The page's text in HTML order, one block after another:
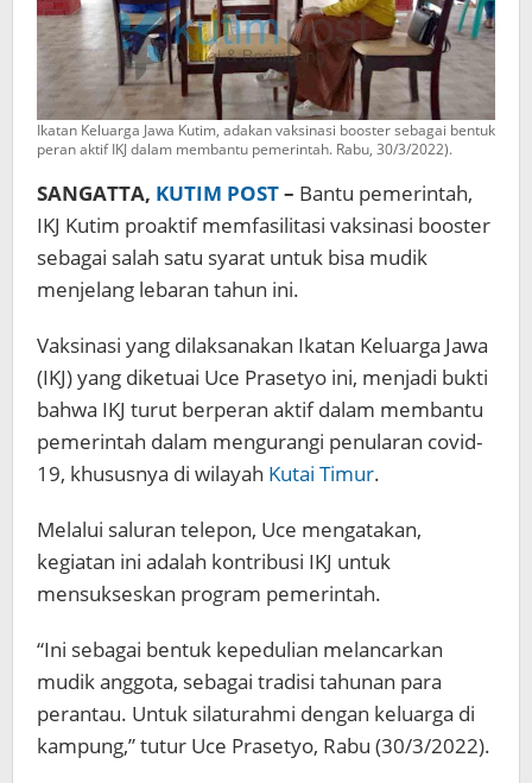
Ikatan Keluarga Jawa Kutim, adakan vaksinasi booster sebagai bentuk
peran aktif IKJ dalam membantu pemerintah. Rabu, 30/3/2022).
SANGATTA, KUTIM POST– Bantu pemerintah,
IKJ Kutim proaktif memfasilitasi vaksinasi booster
sebagai salah satu syarat untuk bisa mudik
menjelang lebaran tahun ini.
Vaksinasi yang dilaksanakan Ikatan Keluarga Jawa
(IKJ) yang diketuai Uce Prasetyo ini, menjadi bukti
bahwa IKJ turut berperan aktif dalam membantu
pemerintah dalam mengurangi penularan covid-
19, khususnya di wilayah Kutai Timur.
Melalui saluran telepon, Uce mengatakan,
kegiatan ini adalah kontribusi IKJ untuk
mensukseskan program pemerintah.
“Ini sebagai bentuk kepedulian melancarkan
mudik anggota, sebagai tradisi tahunan para
perantau. Untuk silaturahmi dengan keluarga di
kampung,” tutur Uce Prasetyo, Rabu (30/3/2022).